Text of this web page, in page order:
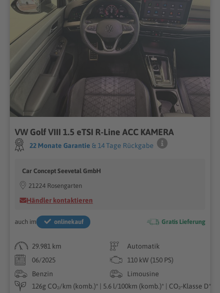
VW Golf VIII 1.5 eTSI R-Line ACC KAMERA
22 Monate Garantie & 14 Tage Rückgabe
Car Concept Seevetal GmbH
21224 Rosengarten
Händler kontaktieren
auch im onlinekauf Gratis Lieferung
29.981 km
Automatik
06/2025
110 kW (150 PS)
Benzin
Limousine
126g CO₂/km (komb.)* | 5.6 l/100km (komb.)* | CO₂-Klasse D*